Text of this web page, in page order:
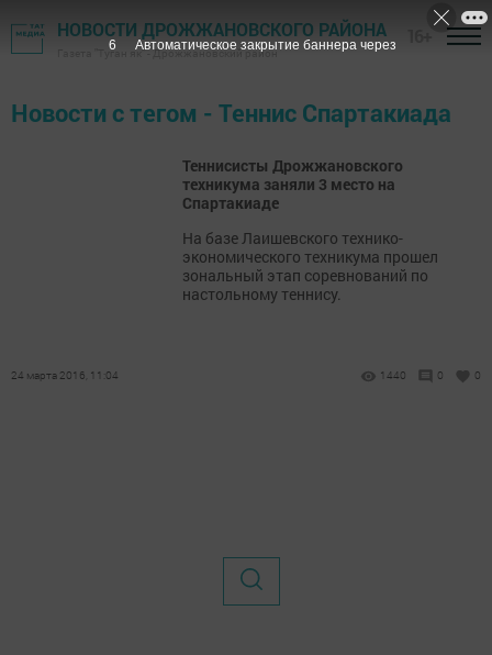
НОВОСТИ ДРОЖЖАНОВСКОГО РАЙОНА
Газета "Туган як" - Дрожжановский район
Новости с тегом - Теннис Спартакиада
Теннисисты Дрожжановского
техникума заняли 3 место на
Спартакиаде
На базе Лаишевского технико-
экономического техникума прошел
зональный этап соревнований по
настольному теннису.
24 марта 2016, 11:04 1440 0 0
6 Автоматическое закрытие баннера через